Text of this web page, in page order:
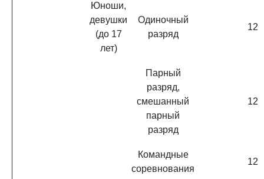
Юноши,
девушки
(до 17
лет)
Одиночный
разряд
12
Парный
разряд,
смешанный
парный
разряд
12
Командные
соревнования
12